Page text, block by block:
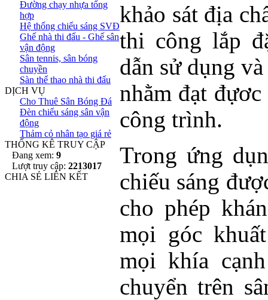
Đường chạy nhựa tổng
hợp
Hệ thống chiếu sáng SVĐ
Ghế nhà thi đấu - Ghế sân
vận động
Sân tennis, sân bóng
chuyền
Sàn thể thao nhà thi đấu
DỊCH VỤ
Cho Thuê Sân Bóng Đá
Đèn chiếu sáng sân vận
động
Thảm cỏ nhân tạo giá rẻ
THỐNG KÊ TRUY CẬP
Đang xem: 9
Lượt truy cập: 2213017
CHIA SẺ LIÊN KẾT
khảo sát địa
thi công lắp
dẫn sử dụng
nhằm đạt
công trình.
Trong ứng
chiếu sáng
cho phép
mọi góc
mọi khía
chuyển trên